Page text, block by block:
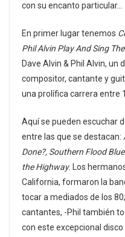
con su encanto particular…
En primer lugar tenemos
Phil Alvin Play And Sing
Dave Alvin & Phil Alvin, un
compositor, cantante y
una prolífica carrera entre
Aquí se pueden escuchar
entre las que se destacan:
Done?, Southern Flood
the Highway. Los
California, formaron la
tocar a mediados de los
cantantes, -Phil también
con este excepcional